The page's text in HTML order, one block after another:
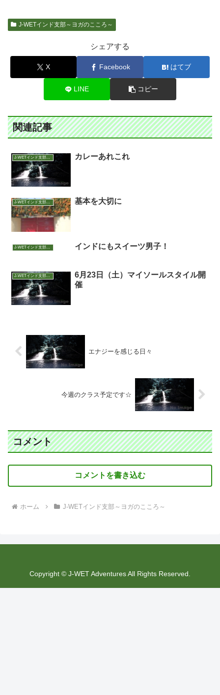
J-WETインド支部～ヨガのこころ～
シェアする
X Facebook はてブ
LINE コピー
関連記事
J-WETインド支部～ヨガのこころ～ カレーあれこれ
J-WETインド支部～ヨガのこころ～ 基本を大切に
J-WETインド支部～ヨガのこころ～ インドにもスイーツ男子！
J-WETインド支部～ヨガのこころ～
6月23日（土）マイソールスタイル開
催
エナジーを感じる日々
今週のクラス予定です☆
コメント
コメントを書き込む
ホーム J-WETインド支部～ヨガのこころ～
Copyright © J-WET Adventures All Rights Reserved.